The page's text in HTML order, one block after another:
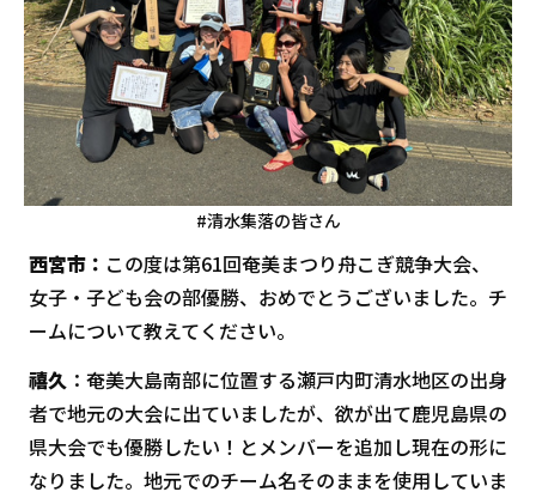
#清水集落の皆さん
西宮市： この度は第61回奄美まつり舟こぎ競争大会、
女子・子ども会の部優勝、おめでとうございました。チ
ームについて教えてください。
禧久：奄美大島南部に位置する瀬戸内町清水地区の出身
者で地元の大会に出ていましたが、欲が出て鹿児島県の
県大会でも優勝したい！とメンバーを追加し現在の形に
なりました。地元でのチーム名そのままを使用していま